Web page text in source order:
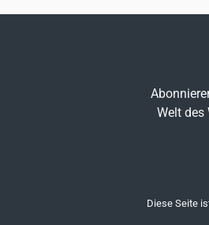
Welt des
Diese Seite